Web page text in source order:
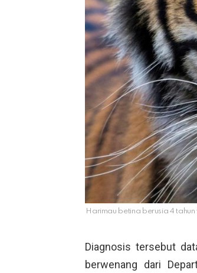
Harimau betina berusia 4
Diagnosis tersebut
berwenang dari